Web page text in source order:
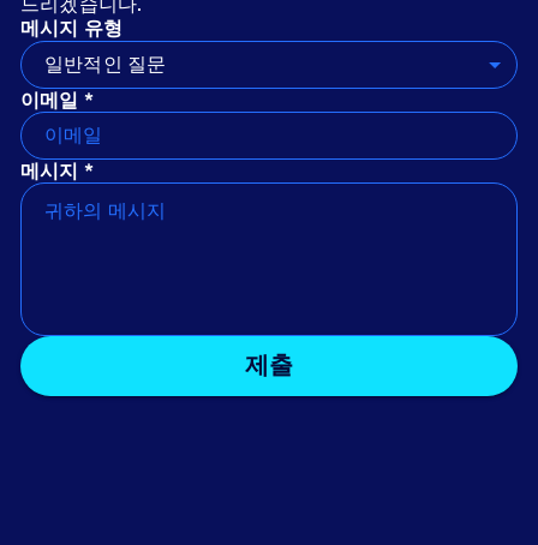
메시지 유형
일반적인 질문
이메일 *
메시지 *
제출